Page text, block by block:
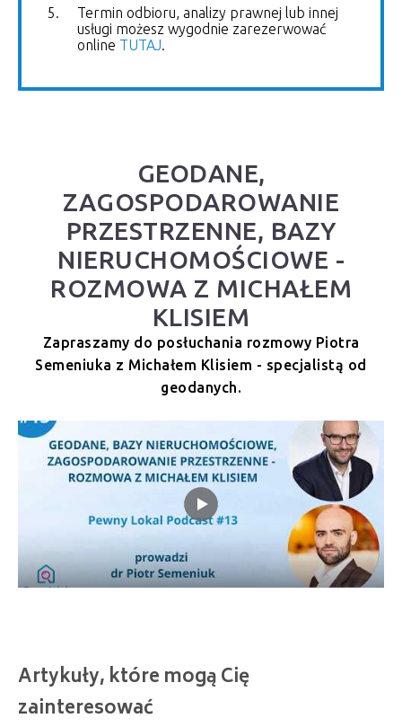
Termin odbioru, analizy prawnej lub innej
usługi możesz wygodnie zarezerwować
online TUTAJ.
GEODANE,
ZAGOSPODAROWANIE
PRZESTRZENNE, BAZY
NIERUCHOMOŚCIOWE -
ROZMOWA Z MICHAŁEM
KLISIEM
Zapraszamy do posłuchania rozmowy Piotra
Semeniuka z Michałem Klisiem - specjalistą od
geodanych.
Artykuły, które mogą Cię
zainteresować